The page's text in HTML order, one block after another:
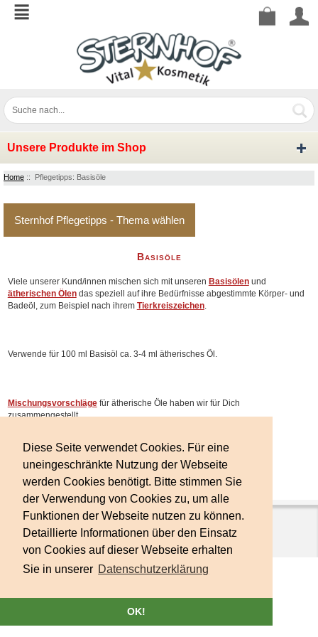
Diese Seite verwendet Cookies. Für eine
uneingeschränkte Nutzung der Webseite
werden Cookies benötigt. Bitte stimmen Sie
der Verwendung von Cookies zu, um alle
Funktionen der Webseite nutzen zu können.
Detaillierte Informationen über den Einsatz
von Cookies auf dieser Webseite erhalten
Sie in unserer Datenschutzerklärung
OK!
Unsere Produkte im Shop
Home :: Pflegetipps: Basisöle
Sternhof Pflegetipps - Thema wählen
Basisöle
Viele unserer Kund/innen mischen sich mit unseren Basisölenund
ätherischen Ölendas speziell auf ihre Bedürfnisse abgestimmte Körper- und
Badeöl, zum Beispiel nach ihrem Tierkreiszeichen.
Verwende für 100 ml Basisöl ca. 3-4 ml ätherisches Öl.
Mischungsvorschlägefür ätherische Öle haben wir für Dich
zusammengestellt.
Wir wünschen Dir viel Freude beim Experimentieren!
Copyright © 2026Sternhof Vitalkosmetik. Powered by Zen Cart
Impressum|Versand und Bezahlung |Datenschutz